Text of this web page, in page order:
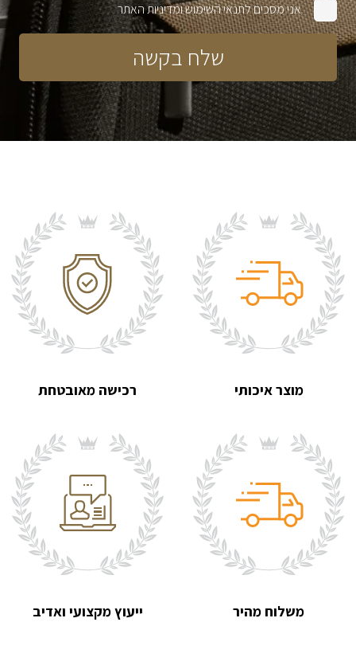
אני מסכים לתנאי השימוש ומדיניות האתר
מוצר איכותי רכישה מאובטחת
משלוח מהיר ייעוץ מקצועי ואדיב